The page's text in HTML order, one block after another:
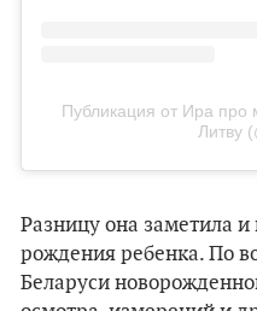
Публикация от Ира про
Литву
Разницу она заметила
рождения ребенка. По
Беларуси